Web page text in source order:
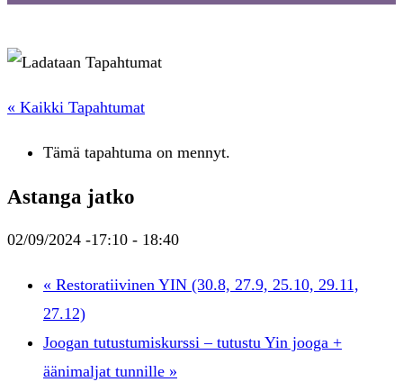
« Kaikki Tapahtumat
Tämä tapahtuma on mennyt.
Astanga jatko
02/09/2024 -17:10 - 18:40
« Restoratiivinen YIN (30.8, 27.9, 25.10, 29.11,
27.12)
Joogan tutustumiskurssi – tutustu Yin jooga +
äänimaljat tunnille »